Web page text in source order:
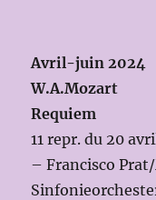
Avril-juin 2024
W.A.Mozart
Requiem
11 repr. du 20
– Francisco